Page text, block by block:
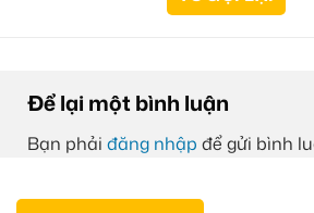
Để lại một bình luận
Bạn phải đăng nhập để gửi bình